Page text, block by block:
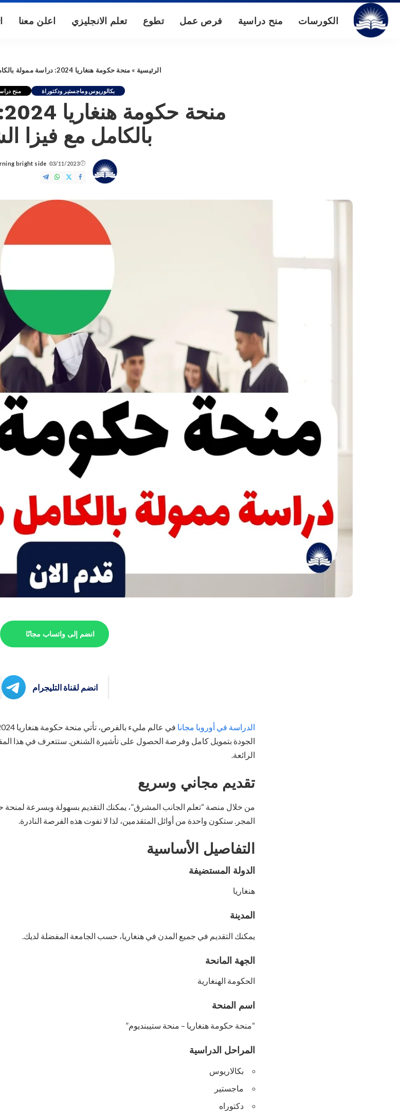
الكورسات منح دراسية فرص عمل تطوع تعلم الانجليزي اعلن معنا
الرئيسية » منحة حكومة هنغاريا 2024: دراسة ممولة بالكامل مع فيزا الشنغن
بكالوريوس وماجستير ودكتوراة منح
بالكامل مع فيزا
03/11/2023
Posted
by
bright side
انضم إلى واتساب مجانًا
انضم لقناة التليجرام
الدراسة في أوروبا مجانا
الجودة بتمويل كامل وفرصة الحصول على تأشيرة الشنغن. ستتعرف في هذا
الرائعة.
تقديم مجاني وسريع
المجر. ستكون واحدة من أوائل المتقدمين، لذا لا تفوت هذه الفرصة النادرة.
التفاصيل الأساسية
الدولة المستضيفة
هنغاريا
المدينة
يمكنك التقديم في جميع المدن في هنغاريا، حسب الجامعة المفضلة لديك.
الجهة المانحة
الحكومة الهنغارية
اسم المنحة
“منحة حكومة هنغاريا – منحة ستيبنديوم”
المراحل الدراسية
بكالاريوس
ماجستير
دكتوراه